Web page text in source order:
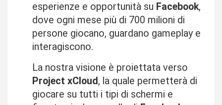
esperienze e opportunità su Facebook,
dove ogni mese più di 700 milioni di
persone giocano, guardano gameplay e
interagiscono.
La nostra visione è proiettata verso
Project xCloud, la quale permetterà di
giocare su tutti i tipi di schermi e